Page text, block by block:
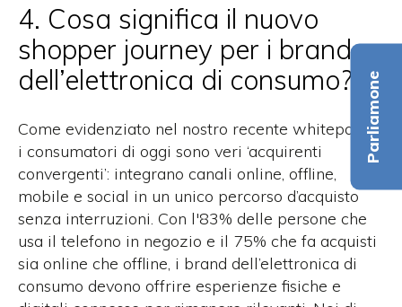
Parliamone
4. Cosa significa il nuovo
shopper journey per i brand
dell’elettronica di consumo?
Come evidenziato nel nostro recente whitepaper,
i consumatori di oggi sono veri ‘acquirenti
convergenti’: integrano canali online, offline,
mobile e social in un unico percorso d’acquisto
senza interruzioni. Con l'83% delle persone che
usa il telefono in negozio e il 75% che fa acquisti
sia online che offline, i brand dell’elettronica di
consumo devono offrire esperienze fisiche e